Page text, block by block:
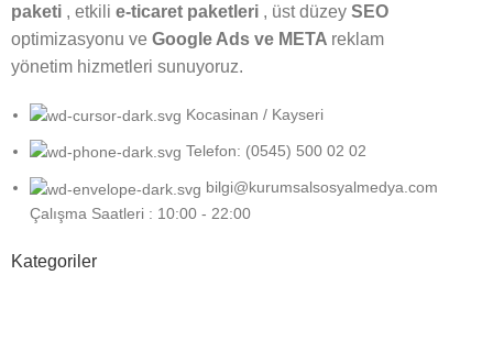
paketi , etkilie-ticaret paketleri , üst düzeySEO
optimizasyonu veGoogle Ads ve META reklam
yönetim hizmetleri sunuyoruz.
Kocasinan / Kayseri
Telefon: (0545) 500 02 02
bilgi@kurumsalsosyalmedya.com
Çalışma Saatleri : 10:00 - 22:00
Kategoriler